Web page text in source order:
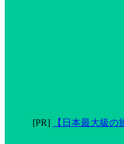
[PR] 【日本最大級